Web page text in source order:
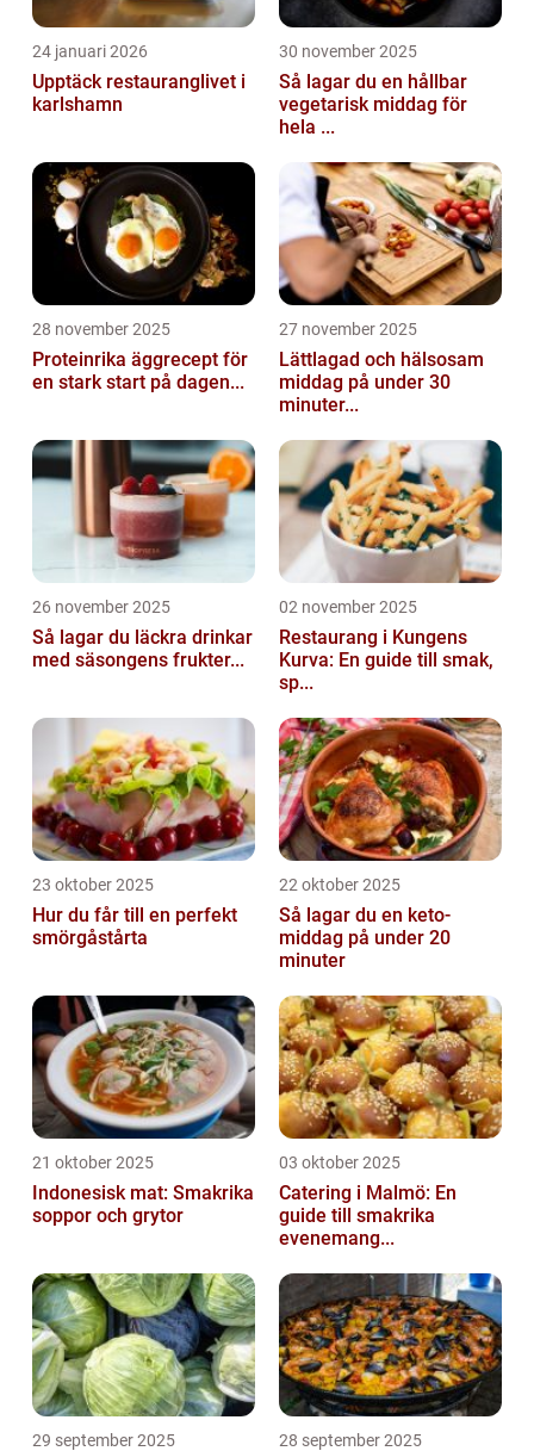
24 januari 2026
Upptäck restauranglivet i
karlshamn
30 november 2025
Så lagar du en hållbar
vegetarisk middag för
hela ...
28 november 2025
Proteinrika äggrecept för
en stark start på dagen...
27 november 2025
Lättlagad och hälsosam
middag på under 30
minuter...
26 november 2025
Så lagar du läckra drinkar
med säsongens frukter...
02 november 2025
Restaurang i Kungens
Kurva: En guide till smak,
sp...
23 oktober 2025
Hur du får till en perfekt
smörgåstårta
22 oktober 2025
Så lagar du en keto-
middag på under 20
minuter
21 oktober 2025
Indonesisk mat: Smakrika
soppor och grytor
03 oktober 2025
Catering i Malmö: En
guide till smakrika
evenemang...
29 september 2025 28 september 2025